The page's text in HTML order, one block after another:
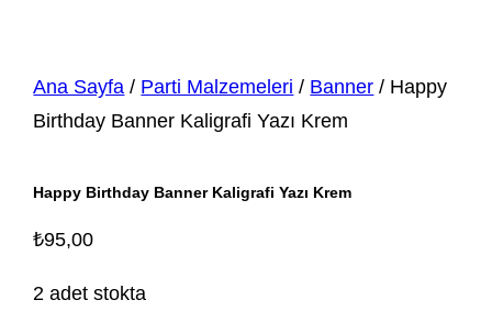
Ana Sayfa / Parti Malzemeleri / Banner / Happy
Birthday Banner Kaligrafi Yazı Krem
Happy Birthday Banner Kaligrafi Yazı Krem
₺95,00
2 adet stokta